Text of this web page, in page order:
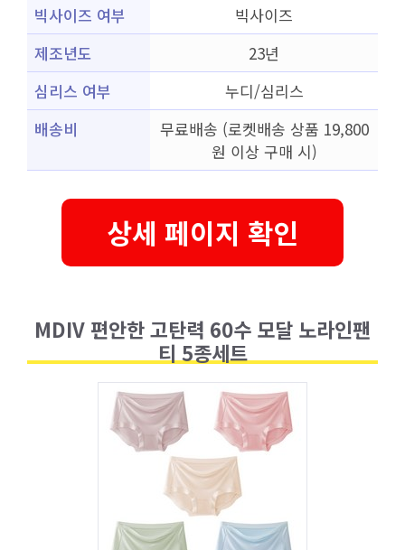
빅사이즈 여부
빅사이즈
제조년도
23년
심리스 여부
누디/심리스
배송비
무료배송 (로켓배송 상품 19,800
원 이상 구매 시)
상세 페이지 확인
MDIV 편안한 고탄력 60수 모달 노라인팬
티 5종세트